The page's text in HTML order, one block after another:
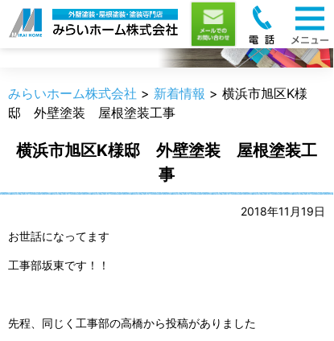
新着情報
みらいホーム株式会社 > 新着情報 > 横浜市旭区K様
邸 外壁塗装 屋根塗装工事
横浜市旭区K様邸 外壁塗装 屋根塗装工
事
2018年11月19日
お世話になってます
工事部坂東です！！
先程、同じく工事部の高橋から投稿がありました